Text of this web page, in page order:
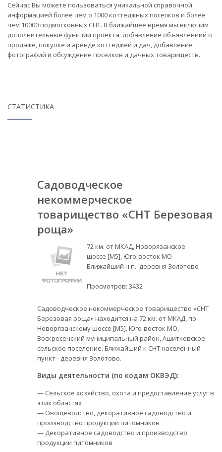
Сейчас Вы можете пользоваться уникальной справочной
информацией более чем о 1000 коттеджных поселков и более
чем 10000 подмосковных СНТ. В ближайшее время мы включим
дополнительные функции проекта: добавление объявлениий о
продаже, покупке и аренде коттеджей и дач, добавление
фотографий и обсуждение поселков и дачных товариществ.
СТАТИСТИКА
Садоводческое
некоммерческое
товарищество «СНТ Березовая
роща»
72 км. от МКАД, Новорязанское
шоссе [М5], Юго-восток МО
Ближайший н.п.: деревня Золотово
Просмотров: 3432
Садоводческое некоммерческое товарищество «СНТ
Березовая роща» находится на 72 км. от МКАД, по
Новорязанскому шоссе [М5]. Юго-восток МО,
Воскресенский муниципальный район, Ашитковское
сельское поселение. Ближайший к СНТ населенный
пункт - деревня Золотово.
Виды деятельности (по кодам ОКВЭД):
— Сельское хозяйство, охота и предоставление услуг в
этих областях
— Овощеводство, декоративное садоводство и
производство продукции питомников
— Декоративное садоводство и производство
продукции питомников